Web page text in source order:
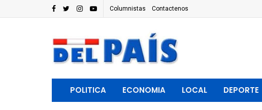
Columnistas Contactenos
POLITICA ECONOMIA LOCAL DEPORTE